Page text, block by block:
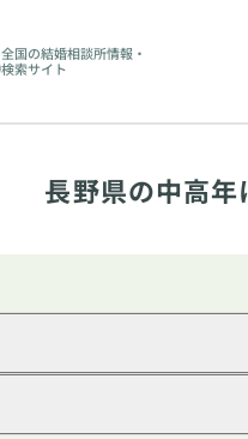
全国の結婚相談所情報・
検索サイト
長野県の中高年